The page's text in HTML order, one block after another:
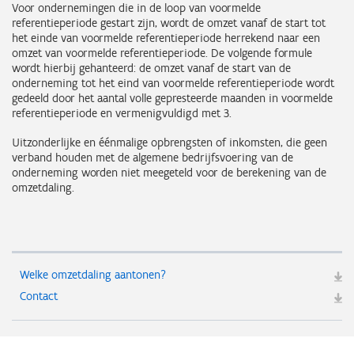
Voor ondernemingen die in de loop van voormelde
referentieperiode gestart zijn, wordt de omzet vanaf de start tot
het einde van voormelde referentieperiode herrekend naar een
omzet van voormelde referentieperiode. De volgende formule
wordt hierbij gehanteerd: de omzet vanaf de start van de
onderneming tot het eind van voormelde referentieperiode wordt
gedeeld door het aantal volle gepresteerde maanden in voormelde
referentieperiode en vermenigvuldigd met 3.
Uitzonderlijke en éénmalige opbrengsten of inkomsten, die geen
verband houden met de algemene bedrijfsvoering van de
onderneming worden niet meegeteld voor de berekening van de
omzetdaling.
Welke omzetdaling aantonen?
Contact